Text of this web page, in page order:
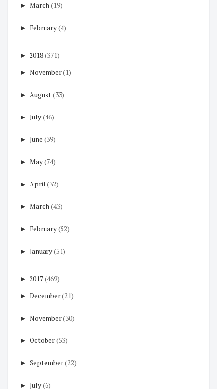
► March(19)
► February(4)
► 2018(371)
► November(1)
► August(33)
► July(46)
► June (39)
► May(74)
► April (32)
► March(43)
► February(52)
► January(51)
► 2017(469)
► December(21)
► November(30)
► October(53)
► September(22)
► July(6)